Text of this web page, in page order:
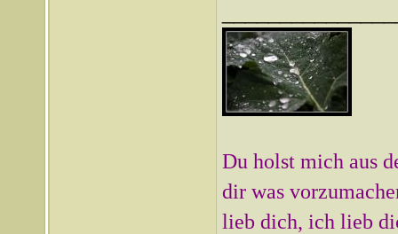
Du holst mich aus
dir was
lieb dich, ich lieb